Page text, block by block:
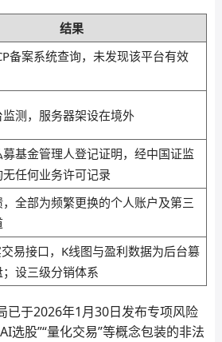
结果
备案系统查询，未发现该平台有效
测，服务器架设在境外
基金管理人登记证明，经中国证监
任何业务许可记录
全部为频繁更换的个人账户及第三
易接口，K线图与盈利数据为后台篡
设三级分销体系
已于2026年1月30日发布专项风险
选股”“量化交易”等概念包装的非法